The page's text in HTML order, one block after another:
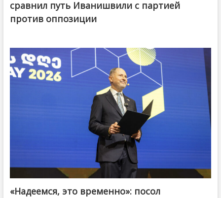
сравнил путь Иванишвили с партией
против оппозиции
«Надеемся, это временно»: посол